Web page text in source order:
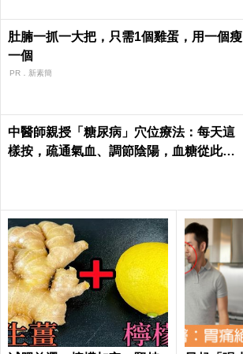
肚腩一抓一大把，只需1個雞蛋，用一個瘦
一個
PR．新素簡
中醫師親授「糖尿病」穴位療法：每天這
樣按，疏通氣血、調節陰陽，血糖從此乖